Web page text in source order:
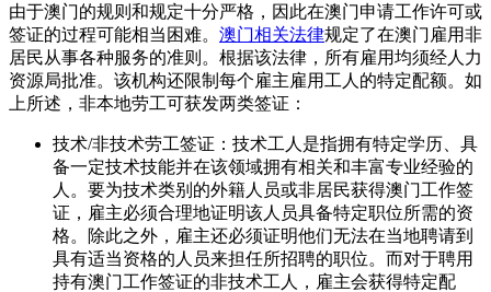
由于澳门的规则和规定十分严格，因此在澳门申请工作许可或
签证的过程可能相当困难。 澳门相关法律规定了在澳门雇用非
居民从事各种服务的准则。根据该法律，所有雇用均须经人力
资源局批准。该机构还限制每个雇主雇用工人的特定配额。如
上所述，非本地劳工可获发两类签证：
技术/非技术劳工签证：技术工人是指拥有特定学历、具
备一定技术技能并在该领域拥有相关和丰富专业经验的
人。要为技术类别的外籍人员或非居民获得澳门工作签
证，雇主必须合理地证明该人员具备特定职位所需的资
格。除此之外，雇主还必须证明他们无法在当地聘请到
具有适当资格的人员来担任所招聘的职位。而对于聘用
持有澳门工作签证的非技术工人，雇主会获得特定配